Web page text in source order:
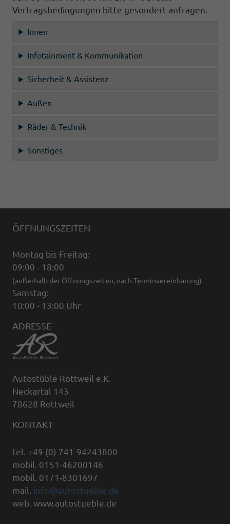
Vertragsbedingungen bitte gesondert anfragen.
Innen
Infotainment & Kommunikation
Sicherheit & Assistenz
Außen
Räder & Technik
Sonstiges
ÖFFNUNGSZEITEN
Montag bis Freitag:
09:00 - 18:00
(außerhalb der Öffnungszeiten, nach Terminvereinbarung)
Samstag:
10:00 - 13:00 Uhr
ADRESSE
Autostüble Rottweil e.K.
Neckartal 143
78628 Rottweil
KONTAKT
tel. +49 (0) 741-94243800
mobil. 0151-46200146
mobil. 0171-8301697
mail. info@autostueble.de
web. www.autostueble.de